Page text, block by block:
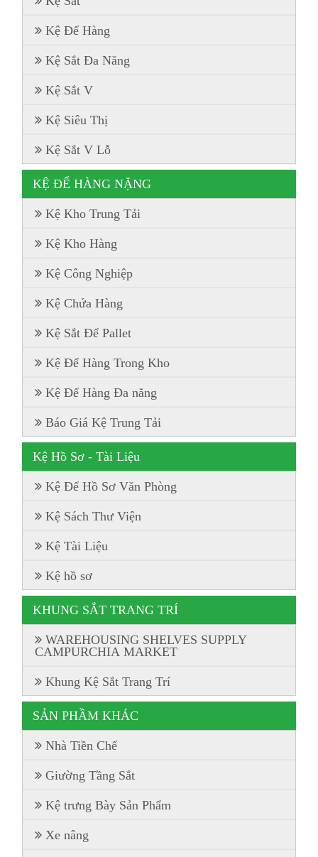
Kệ Để Hàng
Kệ Sắt Đa Năng
Kệ Sắt V
Kệ Siêu Thị
Kệ Sắt V Lỗ
KỆ ĐỂ HÀNG NẶNG
Kệ Kho Trung Tải
Kệ Kho Hàng
Kệ Công Nghiệp
Kệ Chứa Hàng
Kệ Sắt Để Pallet
Kệ Để Hàng Trong Kho
Kệ Để Hàng Đa năng
Báo Giá Kệ Trung Tải
Kệ Hồ Sơ - Tài Liệu
Kệ Để Hồ Sơ Văn Phòng
Kệ Sách Thư Viện
Kệ Tài Liệu
Kệ hồ sơ
KHUNG SẮT TRANG TRÍ
WAREHOUSING SHELVES SUPPLY
CAMPURCHIA MARKET
Khung Kệ Sắt Trang Trí
SẢN PHẦM KHÁC
Nhà Tiền Chế
Giường Tầng Sắt
Kệ trưng Bày Sản Phẩm
Xe nâng